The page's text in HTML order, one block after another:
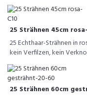
25 Strähnen 45cm
25 Echthaar-Strähnen in
kein Verfilzen, kein
25 Strähnen 60cm